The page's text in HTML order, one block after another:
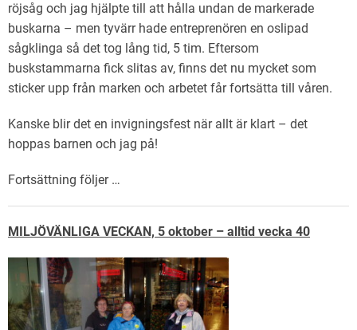
röjsåg och jag hjälpte till att hålla undan de markerade
buskarna – men tyvärr hade entreprenören en oslipad
sågklinga så det tog lång tid, 5 tim. Eftersom
buskstammarna fick slitas av, finns det nu mycket som
sticker upp från marken och arbetet får fortsätta till våren.
Kanske blir det en invigningsfest när allt är klart – det
hoppas barnen och jag på!
Fortsättning följer …
MILJÖVÄNLIGA VECKAN, 5 oktober – alltid vecka 40